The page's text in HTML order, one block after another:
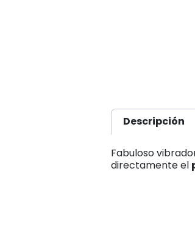
Descripción
Fabuloso
directamente el